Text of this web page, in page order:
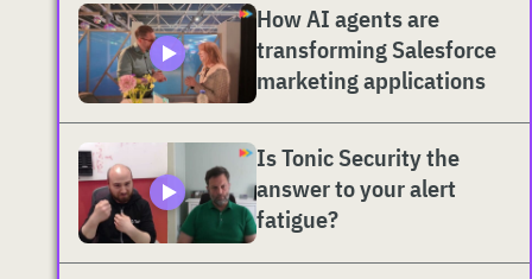
How AI agents are
transforming Salesforce
marketing applications
Is Tonic Security the
answer to your alert
fatigue?